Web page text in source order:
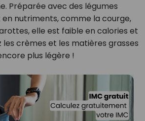
Préparée avec des légumes
nutriments, comme la courge,
elle est faible en calories et
les crèmes et les matières grasses
plus légère !